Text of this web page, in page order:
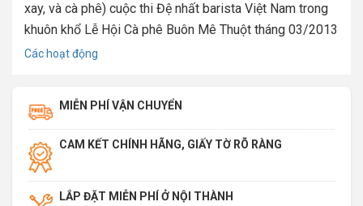
xay, và cà phê) cuộc thi Đệ nhất barista Việt Nam trong
khuôn khổ Lễ Hội Cà phê Buôn Mê Thuột tháng 03/2013
Chuyên
Các hoạt động
MIỄN PHÍ VẬN CHUYỂN
CAM KẾT CHÍNH HÃNG, GIẤY TỜ RÕ RÀNG
LẮP ĐẶT MIỄN PHÍ Ở NỘI THÀNH